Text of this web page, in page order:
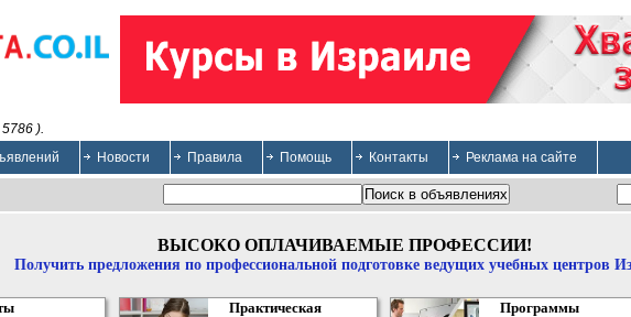
).
Новости Правила Помощь Контакты Реклама на сайте
ВЫСОКО ОПЛАЧИВАЕМЫЕ ПРОФЕССИИ!
Получить предложения по профессиональной подготовке ведущих учебных центров
Практическая
Программы